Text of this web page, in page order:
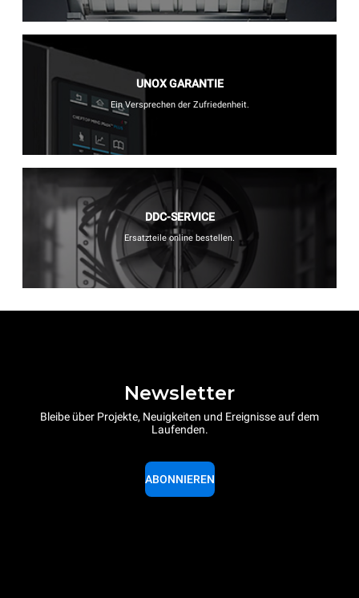
UNOX GARANTIE
Ein Versprechen der Zufriedenheit.
DDC-SERVICE
Ersatzteile online bestellen.
Newsletter
Bleibe über Projekte, Neuigkeiten und Ereignisse auf dem
Laufenden.
ABONNIEREN